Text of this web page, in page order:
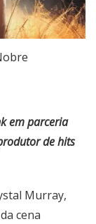
em parceria
de hits
Murray,
cena